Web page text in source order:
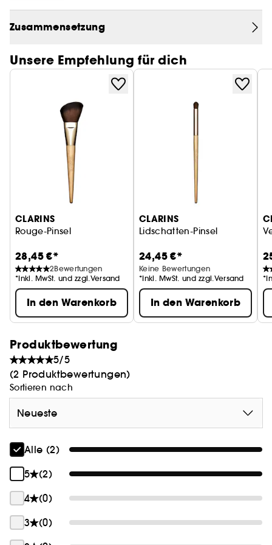
makelloses Ergebnis.
Zusammensetzung
Unsere Empfehlung für dich
CLARINS
Rouge-Pinsel
28,45 €*
2Bewertungen
*Inkl. MwSt. und zzgl.Versand
In den Warenkorb
CLARINS
Lidschatten-Pinsel
24,45 €*
Keine Bewertungen
*Inkl. MwSt. und zzgl.Versand
In den Warenkorb
Produktbewertung
5/5
(2 Produktbewertungen)
Sortieren nach
Neueste
Alle (2)
5
(2)
4
(0)
3
(0)